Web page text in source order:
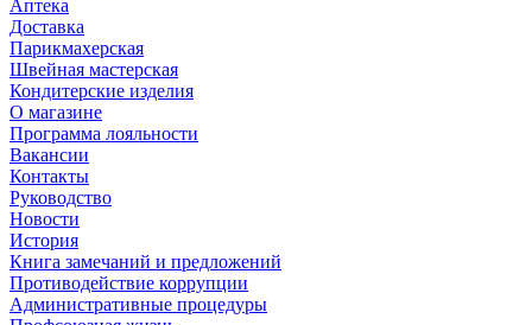
Аптека
Доставка
Парикмахерская
Швейная мастерская
Кондитерские изделия
О магазине
Программа лояльности
Вакансии
Контакты
Руководство
Новости
История
Книга замечаний и предложений
Противодействие коррупции
Административные процедуры